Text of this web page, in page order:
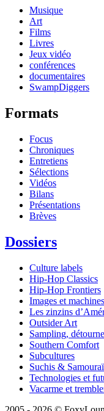
Musique
Art
Films
Livres
Jeux vidéo
conférences
documentaires
SwampDiggers
Formats
Focus
Chroniques
Entretiens
Sélections
Vidéos
Bilans
Présentations
Brèves
Dossiers
Culture labels
Hip-Hop Classics
Hip-Hop Frontiers
Images et machines
Les zinzins
Outsider Art
Sampling,
Southern Comfort
Subcultures
Suchis &
Technologies et
Vacarme et